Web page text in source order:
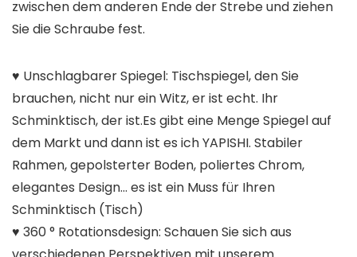
zwischen dem anderen Ende der Strebe und ziehen
Sie die Schraube fest.
♥ Unschlagbarer Spiegel: Tischspiegel, den Sie
brauchen, nicht nur ein Witz, er ist echt. Ihr
Schminktisch, der ist.Es gibt eine Menge Spiegel auf
dem Markt und dann ist es ich YAPISHI. Stabiler
Rahmen, gepolsterter Boden, poliertes Chrom,
elegantes Design… es ist ein Muss für Ihren
Schminktisch (Tisch)
♥ 360 ° Rotationsdesign: Schauen Sie sich aus